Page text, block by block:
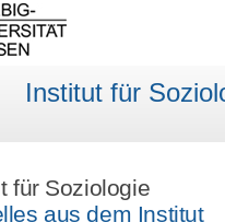
Institut für
für Soziologie
aus dem Institut